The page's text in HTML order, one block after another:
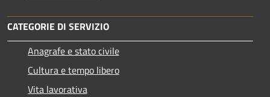
CATEGORIE DI SERVIZIO
Anagrafe e stato civile
Cultura e tempo libero
Vita lavorativa